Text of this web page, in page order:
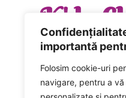
importantă
Folosim cookie-uri
navigare, pentru a
K' la